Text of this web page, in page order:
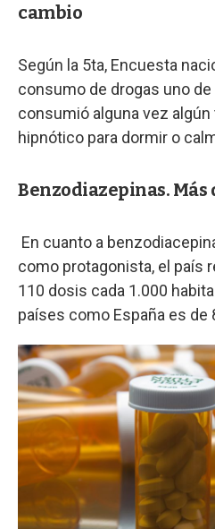
cambio
Según la 5ta, Encuesta
consumo de drogas uno
consumió alguna vez
hipnótico para dormir o
Benzodiazepinas. Más
En cuanto a
como protagonista, el país
110 dosis cada 1.000
países como España es de